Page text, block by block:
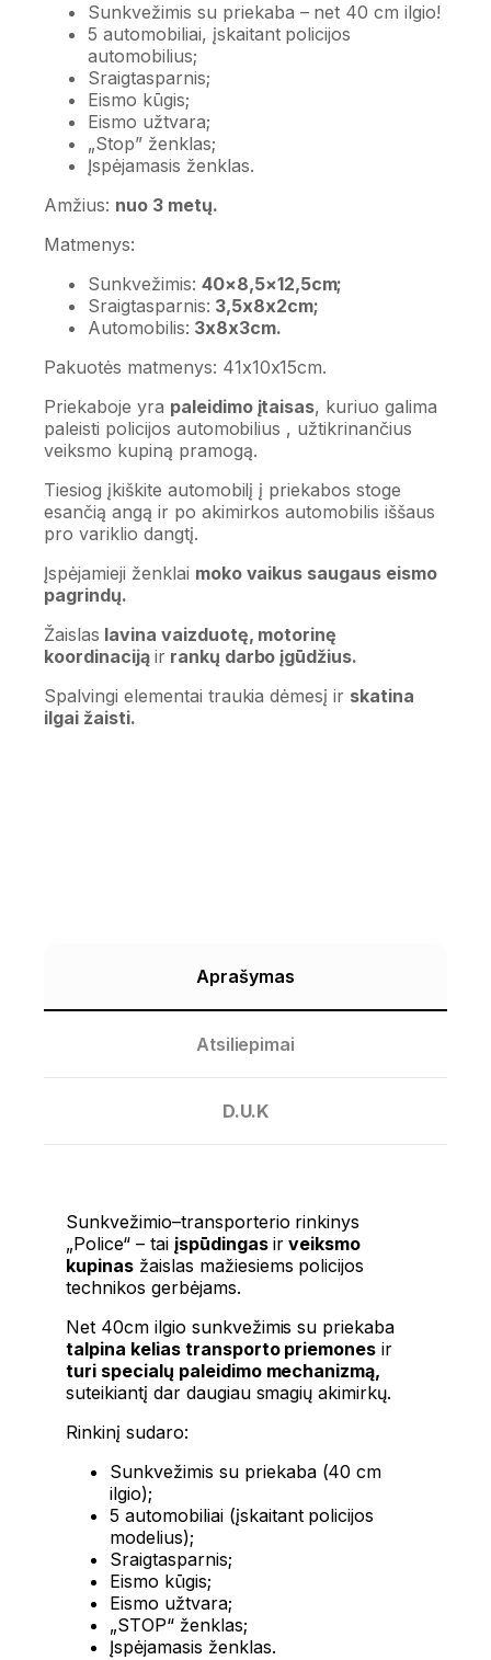
Sunkvežimis su priekaba – net 40 cm ilgio!
5 automobiliai, įskaitant policijos
automobilius;
Sraigtasparnis;
Eismo kūgis;
Eismo užtvara;
„Stop” ženklas;
Įspėjamasis ženklas.
Amžius: nuo 3 metų.
Matmenys:
Sunkvežimis: 40×8,5×12,5cm;
Sraigtasparnis: 3,5x8x2cm;
Automobilis: 3x8x3cm.
Pakuotės matmenys: 41x10x15cm.
Priekaboje yra paleidimo įtaisas, kuriuo galima
paleisti policijos automobilius , užtikrinančius
veiksmo kupiną pramogą.
Tiesiog įkiškite automobilį į priekabos stoge
esančią angą ir po akimirkos automobilis iššaus
pro variklio dangtį.
Įspėjamieji ženklai moko vaikus saugaus eismo
pagrindų.
Žaislas lavina vaizduotę, motorinę
koordinaciją irrankų darbo įgūdžius.
Spalvingi elementai traukia dėmesį ir skatina
ilgai žaisti.
Aprašymas
Atsiliepimai
D.U.K
Sunkvežimio–transporterio rinkinys
„Police“ – tai įspūdingasir veiksmo
kupinasžaislas mažiesiems policijos
technikos gerbėjams.
Net 40cm ilgio sunkvežimis su priekaba
talpina kelias transporto priemones ir
turi specialų paleidimo mechanizmą,
suteikiantį dar daugiau smagių akimirkų.
Rinkinį sudaro:
Sunkvežimis su priekaba (40 cm
ilgio);
5 automobiliai (įskaitant policijos
modelius);
Sraigtasparnis;
Eismo kūgis;
Eismo užtvara;
„STOP“ ženklas;
Įspėjamasis ženklas.